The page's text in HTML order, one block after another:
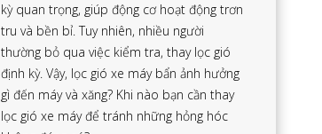
kỳ quan trọng, giúp động cơ hoạt động trơn
tru và bền bỉ. Tuy nhiên, nhiều người
thường bỏ qua việc kiểm tra, thay lọc gió
định kỳ. Vậy, lọc gió xe máy bẩn ảnh hưởng
gì đến máy và xăng? Khi nào bạn cần thay
lọc gió xe máy để tránh những hỏng hóc